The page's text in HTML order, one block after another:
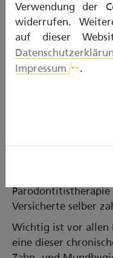
Stellt der Zahnarzt
oder mehr fest, liegt
Untersuchungen
abzuklären, welche
werden. Auf einem
Behandlungsplan
wird bei gesetzlich
Beginn der
Übernahme der
eingereicht. Er
die bei der Vor-
Parodontitistherapie
Versicherte selber
Wichtig ist vor allen
eine dieser
Verwendung der
widerrufen.
auf dieser
Impressum
.